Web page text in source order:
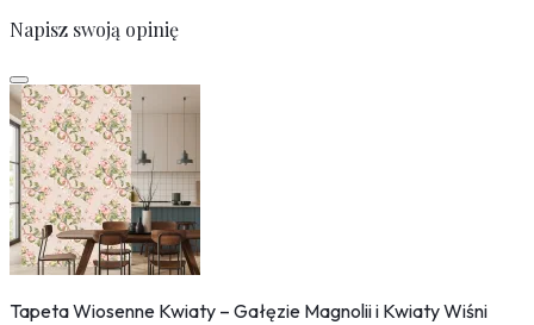
Napisz swoją opinię
Tapeta Wiosenne Kwiaty – Gałęzie Magnolii i Kwiaty Wiśni